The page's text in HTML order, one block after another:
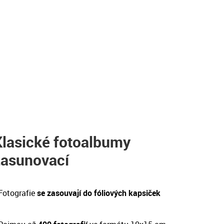
fotoalbumy
se zasouvají do fóliových kapsiček